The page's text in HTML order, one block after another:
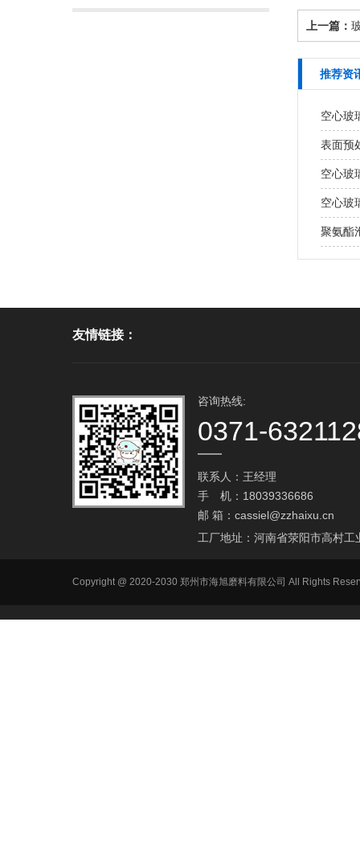
上一篇：
推荐资
空心玻
表面预
空心玻
空心玻
聚氨酯
友情链接：
咨询热线:
0371-
联系人：王经理
手 机：18039336686
邮 箱： cassiel@zzhaixu.cn
工厂地址：河南省荥阳市高村工
Copyright @ 2020-2030 郑州市海旭磨料有限公司 All Rights